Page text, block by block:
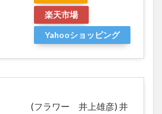
楽天市場
Yahooショッピング
(フラワー 井上雄彦) 井